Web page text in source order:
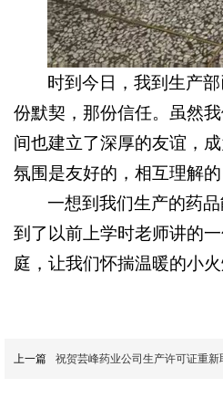
时到今日，我到生产
份默契，那份信任。虽然
间也建立了深厚的友谊，
氛围是友好的，相互理解
一想到我们生产的药
到了以前上学时老师讲的一
庭，让我们怀揣温暖的小
上一篇 祝贺芸峰药业公司生产许可证重新